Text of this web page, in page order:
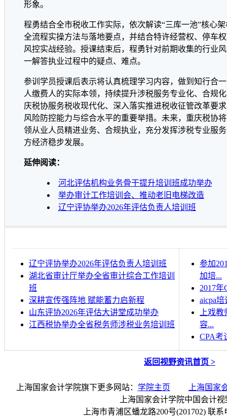
形象。
程勇结合全市税收工作实际，依次解读“三库一池”核心
全流程实操方法与落地要点，并结合特许经营权、停车
风控实战经验。授课结束后，程勇针对前期收集的行业
一解答执业过程中的疑点、难点。
参训学员授课后表示将认真梳理学习内容，做到知行合
人缴费人的实际本领，持续提升涉税服务专业化、合规
庆税协服务税收现代化、深入落实推进税收征管改革要
风险防控能力与综合水平的重要举措。未来，重庆税协
领从业人员精进业务、合规执业，充分发挥涉税专业服
方经济稳步发展。
延伸阅读：
河北评估机构业务骨干提升培训班成功举办
举办审计工作培训会、推动老旧电梯改造
辽宁评协举办2026年评估负责人培训班
辽宁评协举办2026年评估负责人培训班
湖北省审计厅举办全省审计综合工作培训
班
深耕宣传强阵地 赋能蓄力启新程
山东评协2026年评估大讲堂成功举办
江西税协举办全省税务师涉税业务培训班
参加
加培...
2017
aicpa
上戏
容...
CPA考
返回视野资讯首页 >
上海国家会计学院旗下更多网站： 学院主页
上海国家
上海国家会计学院中国会计
上海市青浦区蟠龙路200号(201702) 联系